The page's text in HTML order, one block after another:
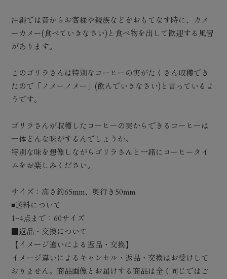
沖縄では昔からお客様や親族などをおもてなす時に、カメ
ーカメー(食べていきなさい)と食べ物を出して歓迎する風習
があります。
このゴリラさんは特別なコーヒーの実がたくさん収穫でき
たので「ノメーノメー」(飲んでいきなさい)と言っているよ
うです。
ゴリラさんが収穫したコーヒーの実からできるコーヒーは
一体どんな味がするんでしょうか。
特別な味を想像しながらゴリラさんと一緒にコーヒータイ
ムをお楽しみください。
サイズ：高さ約65mm、奥行き50mm
◾️送料について
1~4点まで：60サイズ
■返品・交換について
【イメージ違いによる返品・交換】
イメージ違いによるキャンセル・返品・交換はお受けして
おりません。商品画像とお届けする商品は全く同じではご